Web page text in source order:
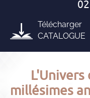
Télécharger
CATALOGUE
L'Univers
millésimes